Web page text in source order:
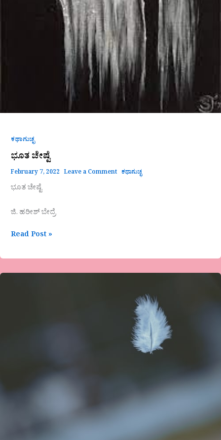
ಕಥಾಗುಚ್ಛ
ಭೂತ ಚೇಷ್ಟೆ
February 7, 2022 Leave a Comment ಕಥಾಗುಚ್ಛ
ಭೂತ ಚೇಷ್ಟೆ
ಜಿ. ಹರೀಶ್ ಬೇದ್ರೆ
Read Post »